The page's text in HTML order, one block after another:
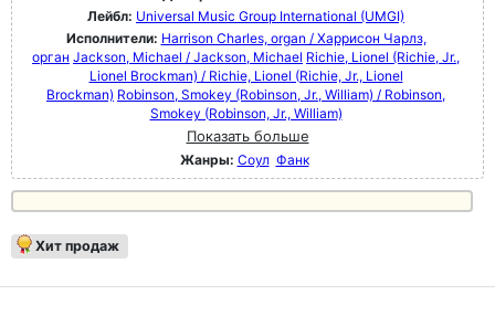
Лейбл: Universal Music Group International (UMGI)
Исполнители: Harrison Charles, organ / Харрисон Чарлз,
орган Jackson, Michael / Jackson, Michael Richie, Lionel (Richie, Jr.,
Lionel Brockman) / Richie, Lionel (Richie, Jr., Lionel
Brockman) Robinson, Smokey (Robinson, Jr., William) / Robinson,
Smokey (Robinson, Jr., William)
Показать больше
Жанры: Соул Фанк
Хит продаж